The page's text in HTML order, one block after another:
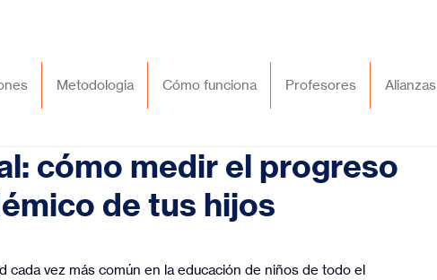
Metodologia Cómo funciona Profesores Alianzas
cómo medir el progreso
de tus hijos
cada vez más común en la educación de niños de todo el